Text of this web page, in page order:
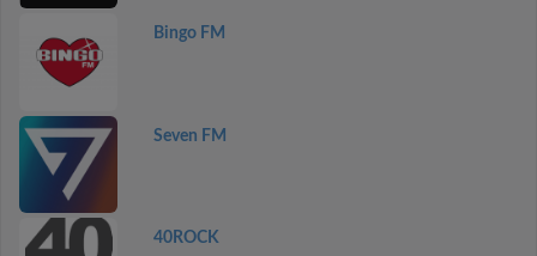
Bingo FM
Seven FM
40ROCK